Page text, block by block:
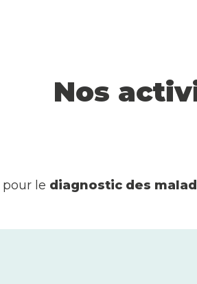
Nos
pour le diagnostic des